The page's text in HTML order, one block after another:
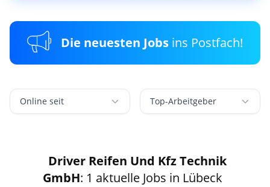
Die neuesten Jobs ins Postfach!
Online seit Top-Arbeitgeber
Driver Reifen Und Kfz Technik
GmbH: 1 aktuelle Jobs in Lübeck